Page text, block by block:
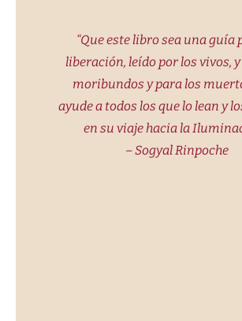
“Que este libro sea una guía
liberación, leído por los vivos,
moribundos y para los
ayude a todos los que lo lean y
en su viaje hacia la
– Sogyal Rinpoche